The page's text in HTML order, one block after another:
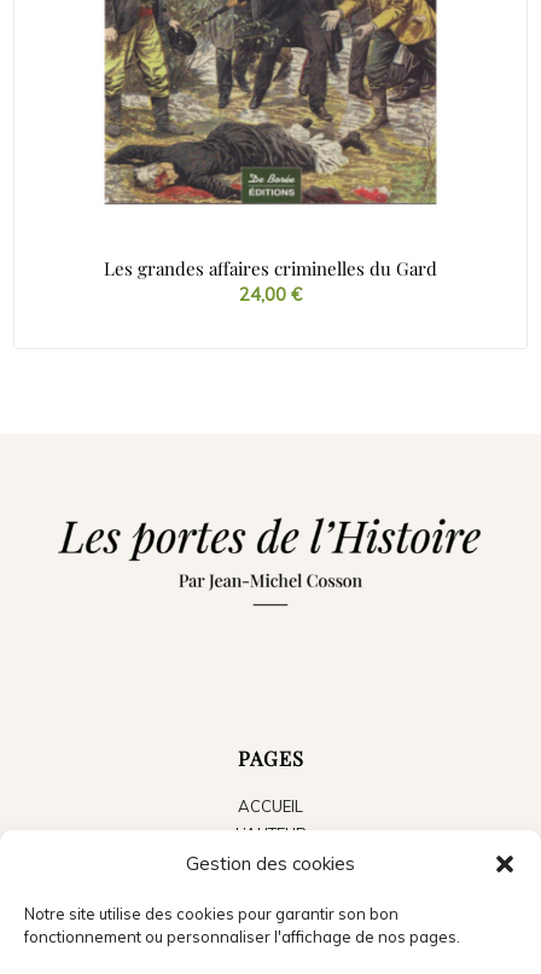
Gestion des cookies
Notre site utilise des cookies pour garantir son bon
fonctionnement ou personnaliser l'affichage de nos pages.
Les grandes affaires criminelles du Gard
24,00 €
PAGES
ACCUEIL
L’AUTEUR
LES LIVRES
ACTUALITÉS
PRESSE